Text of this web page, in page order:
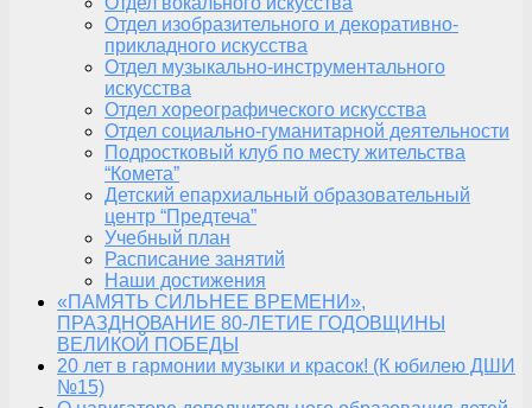
Отдел изобразительного и декоративно-
прикладного искусства
Отдел музыкально-инструментального
искусства
Отдел хореографического искусства
Отдел социально-гуманитарной деятельности
Подростковый клуб по месту жительства
“Комета”
Детский епархиальный образовательный
центр “Предтеча”
Учебный план
Расписание занятий
Наши достижения
«ПАМЯТЬ СИЛЬНЕЕ ВРЕМЕНИ»,
ПРАЗДНОВАНИЕ 80-ЛЕТИЕ ГОДОВЩИНЫ
ВЕЛИКОЙ ПОБЕДЫ
20 лет в гармонии музыки и красок! (К юбилею ДШИ
№15)